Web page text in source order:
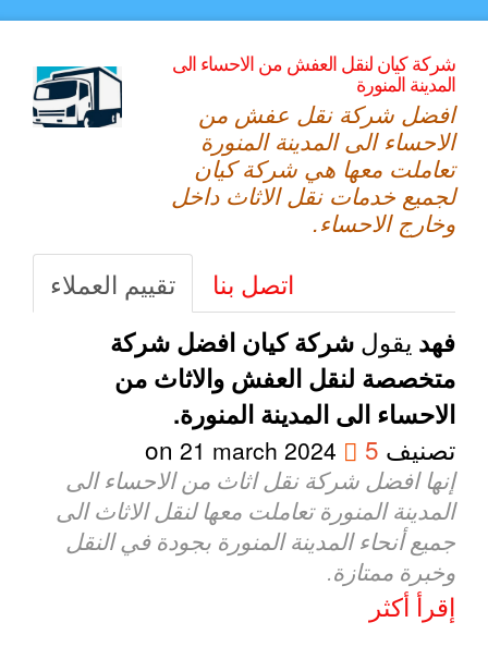
شركة كيان لنقل العفش من الاحساء الى
المدينة المنورة
افضل شركة نقل عفش من
الاحساء الى المدينة المنورة
تعاملت معها هي شركة كيان
لجميع خدمات نقل الاثاث داخل
وخارج الاحساء.
تقييم العملاء
اتصل بنا
فهديقولشركة كيان افضل شركة
متخصصة لنقل العفش والاثاث من
الاحساء الى المدينة المنورة.
تصنيف5
21 march 2024
إنها افضل شركة نقل اثاث من الاحساء الى
المدينة المنورة تعاملت معها لنقل الاثاث الى
جميع أنحاء المدينة المنورة بجودة في النقل
وخبرة ممتازة.
إقرأ أكثر